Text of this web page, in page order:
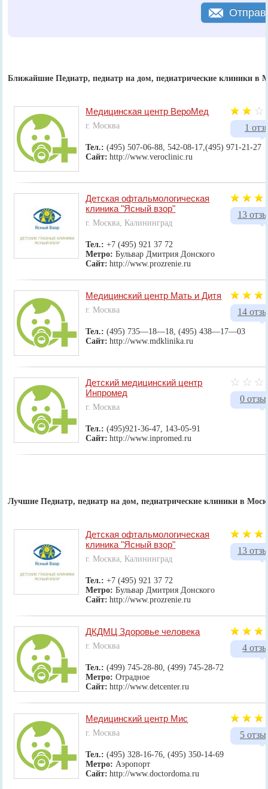
Ближайшие Педиатр, педиатр на дом, педиатрические клиники в
1
Медицинская центр ВероМед
г. Москва
Тел.:(495) 507-06-88, 542-08-17,(495) 971-21-27
Сайт: http://www.veroclinic.ru
13
Детская офтальмологическая
клиника "Ясный взор"
г. Москва, Калининград
Тел.:+7 (495) 921 37 72
Метро:Бульвар Дмитрия Донского
Сайт: http://www.prozrenie.ru
14
Медицинский центр Мать и Дитя
г. Москва
Тел.:(495) 735—18—18, (495) 438—17—03
Сайт: http://www.mdklinika.ru
0
Детский медицинский центр
Инпромед
г. Москва
Тел.:(495)921-36-47, 143-05-91
Сайт: http://www.inpromed.ru
Лучшие Педиатр, педиатр на дом, педиатрические клиники в
13
Детская офтальмологическая
клиника "Ясный взор"
г. Москва, Калининград
Тел.:+7 (495) 921 37 72
Метро:Бульвар Дмитрия Донского
Сайт: http://www.prozrenie.ru
4
ДКДМЦ Здоровье человека
г. Москва
Тел.:(499) 745-28-80, (499) 745-28-72
Метро:Отрадное
Сайт: http://www.detcenter.ru
5
Медицинский центр Мис
г. Москва
Тел.:(495) 328-16-76, (495) 350-14-69
Метро:Аэропорт
Сайт: http://www.doctordoma.ru